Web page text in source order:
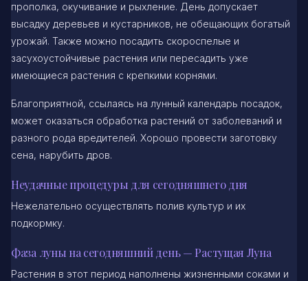
прополка, окучивание и рыхление. День допускает
высадку деревьев и кустарников, не обещающих богатый
урожай. Также можно посадить скороспелые и
засухоустойчивые растения или пересадить уже
имеющиеся растения с крепкими корнями.
Благоприятной, ссылаясь на лунный календарь посадок,
может оказаться обработка растений от заболеваний и
разного рода вредителей. Хорошо провести заготовку
сена, нарубить дров.
Неудачные процедуры для сегодняшнего дня
Нежелательно осуществлять полив культур и их
подкормку.
Фаза луны на сегодняшний день — Растущая Луна
Растения в этот период наполнены жизненными соками и